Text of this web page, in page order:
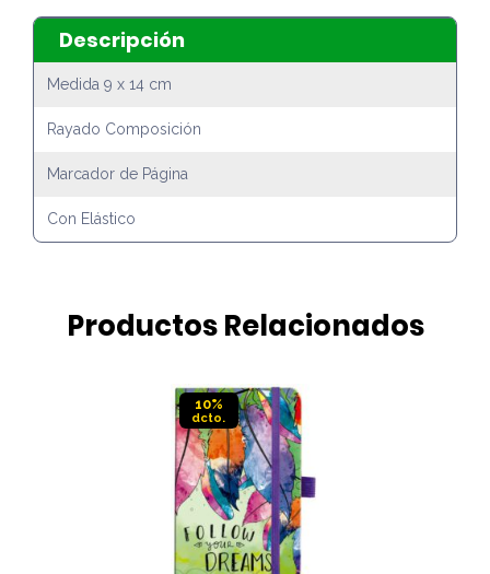
Descripción
Medida 9 x 14 cm
Rayado Composición
Marcador de Página
Con Elástico
Productos Relacionados
10%